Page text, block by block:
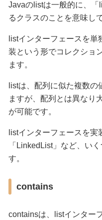
Javaのlistは一般的に、
るクラスのことを意味し
listインターフェースを
装という形でコレクショ
ます。
listは、配列に似た複数
ますが、配列とは異なり
が可能です。
listインターフェースを実
「LinkedList」など、い
す。
contains
containsは、listインター